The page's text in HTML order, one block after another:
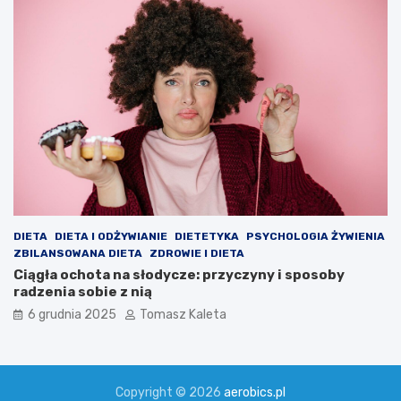
DIETA DIETA I ODŻYWIANIE DIETETYKA
PSYCHOLOGIA ŻYWIENIA
ZBILANSOWANA DIETA
ZDROWIE I DIETA
Ciągła ochota na słodycze: przyczyny i sposoby
radzenia sobie z nią
6 grudnia 2025 Tomasz Kaleta
Copyright © 2026 aerobics.pl